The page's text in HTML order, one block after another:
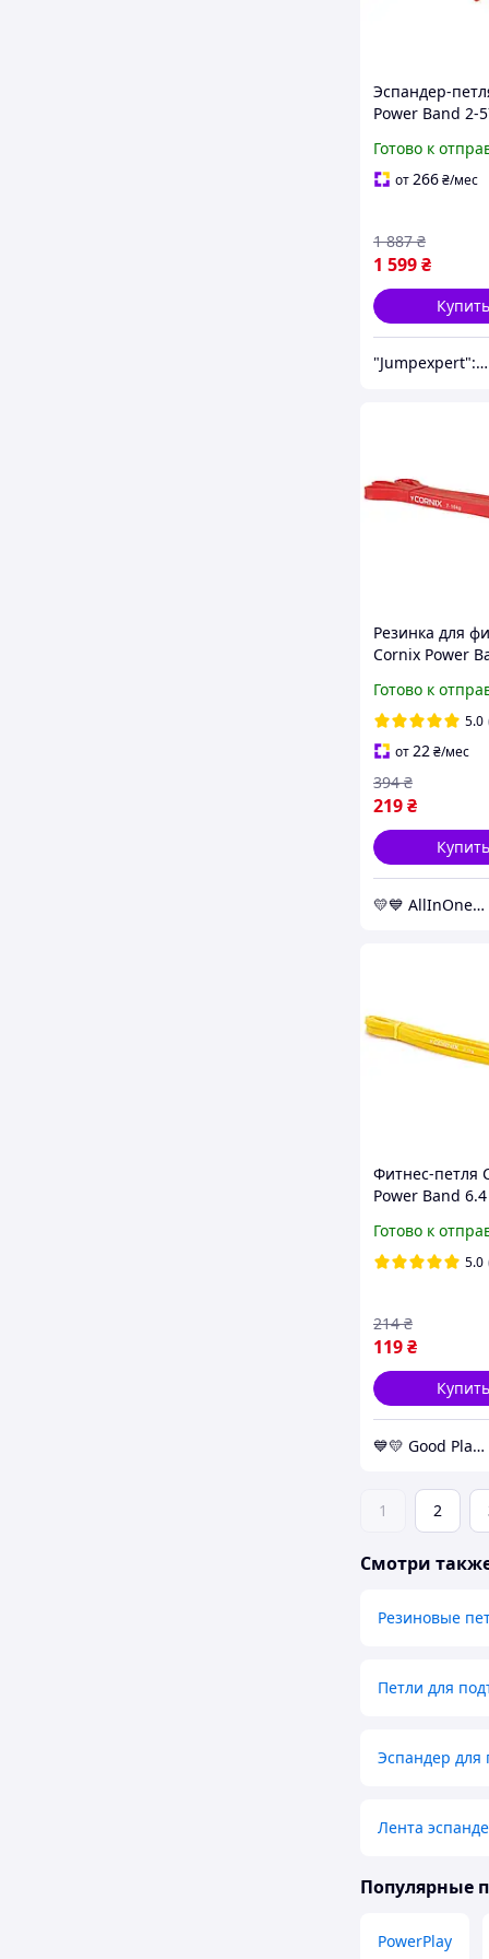
Эспандер-
Power Band 2-
спорта) набор
0086
Готово к
от266₴/мес
1 599₴
1 887 ₴
Купить
"Jumpexpert": Интернет-магазин товаров для активного отдыха и спорта!
Резинка для
Cornix Power
7-16 кг для
XR-0058
market-without-
Готово к
5.0
от22₴/мес
219₴
394 ₴
Купить
💛💙 AllInOne - находи все необходимое в одном магазине!
Фитнес-петля
Power Band
с усилием 2-7 кг
0057
Готово к
5.0
119₴
214 ₴
Купить
💙💛 Good Place
1 2
Смотри
Резиновые
Петли для
Эспандер для
Лента
Популярные
PowerPlay